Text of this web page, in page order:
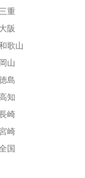
三重
大阪
歌山
岡山
島
高知
崎
崎
国